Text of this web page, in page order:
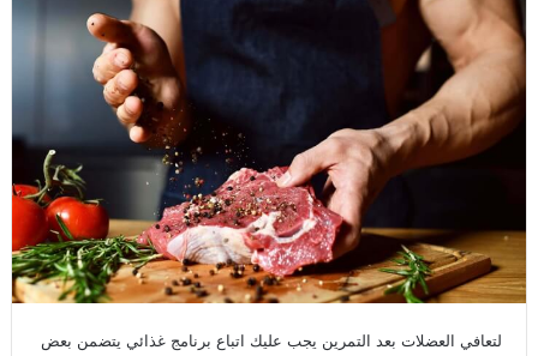
لتعافي العضلات بعد التمرين يجب عليك اتباع برنامج غذائي يتضمن بعض